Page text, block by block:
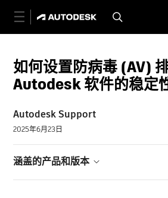
如何设置防病毒 (AV)
Autodesk 软件的稳定
Autodesk Support
2025年6月23日
涵盖的产品和版本